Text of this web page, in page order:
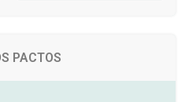
PACTOS